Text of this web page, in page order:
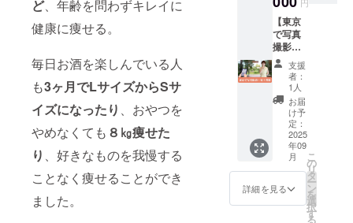
ど、年齢を問わずキレイに
健康に痩せる。
毎日お酒を楽しんでいる人
も3ヶ月でLサイズからSサ
イズになったり 、おやつを
やめなくても ８㎏痩せた
り 、好きなものを我慢する
ことなく痩せることができ
ました。
す。 ・
開催日
程は、
実施希
望日の
1ヶ月前
までに
ご相談
くださ
い。 ・
内容カ
スタマ
イズを
の場合
は、事
望の会
場にて
対面で
実施
（60〜
90分）
注意事
項： ・
詳細は
メール
にてや
り取り
しま
開催日
程は、
るくら
い若返
りまし
た。年
齢と共
に小さ
くなり
がちな
目が大
きく
なった
り、気
になる
小じわ
が目立
せて理
想の自
分に
なった
ら、写
真を撮
るのも
楽しく
なる！
ダイ
エット
と写真
撮影で
ビジネ
スが飛
【東京
で写真
撮影＋
電子書
籍】 山
本のプ
ロ
フィー
ル写真
も撮影
してい
るフォ
トグラ
ファー
石川ひ
ろみさ
支援
者：
1人
お届
け予
定：
2025
年09
月
詳細を見る
こ
の
リ
タ
ー
ン
を
選
択
す
る